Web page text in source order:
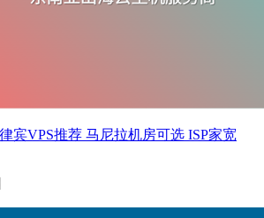
宾VPS推荐 马尼拉机房可选 ISP家宽